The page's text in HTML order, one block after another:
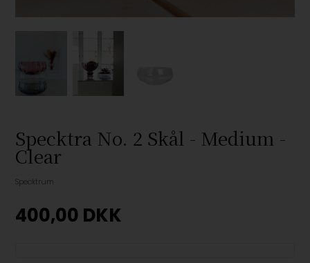
Specktra No. 2 Skål - Medium -
Clear
Specktrum
400,00 DKK